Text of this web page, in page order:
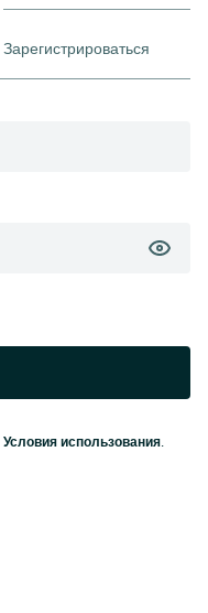
Зарегистрироваться
Условия использования.